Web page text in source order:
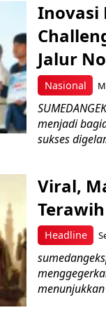
Nasional
Inovasi
Jalur
menjadi
sukses
Headline
Viral,